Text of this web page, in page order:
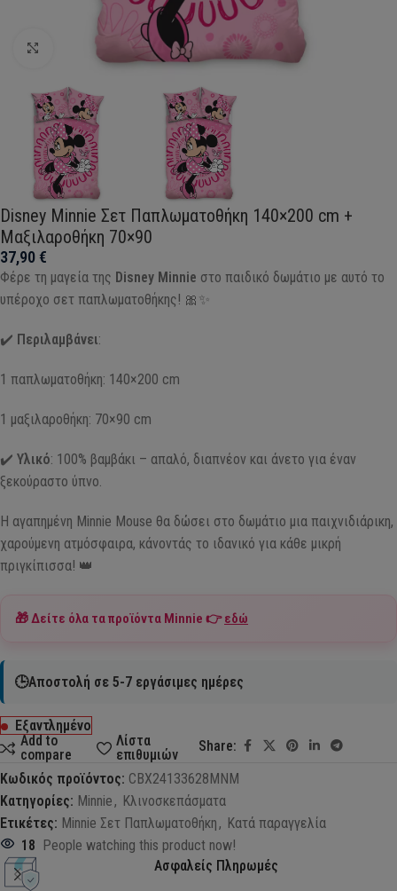
Click to enlarge
Disney Minnie Σετ Παπλωματοθήκη 140×200 cm +
Μαξιλαροθήκη 70×90
37,90€
Φέρε τη μαγεία της Disney Minnie στο παιδικό δωμάτιο με αυτό το
υπέροχο σετ παπλωματοθήκης! 🎀✨
✔️ Περιλαμβάνει:
1 παπλωματοθήκη: 140×200 cm
1 μαξιλαροθήκη: 70×90 cm
✔️ Υλικό: 100% βαμβάκι – απαλό, διαπνέον και άνετο για έναν
ξεκούραστο ύπνο.
Η αγαπημένη Minnie Mouse θα δώσει στο δωμάτιο μια παιχνιδιάρικη,
χαρούμενη ατμόσφαιρα, κάνοντάς το ιδανικό για κάθε μικρή
πριγκίπισσα! 👑
🎁 Δείτε όλα τα προϊόντα Minnie 👉εδώ
🕒Αποστολή σε 5-7 εργάσιμες ημέρες
Εξαντλημένο
Add to
compare
Λίστα
επιθυμιών
Share:
Κωδικός προϊόντος: CBX24133628MNM
Κατηγορίες: Minnie , Κλινοσκεπάσματα
Ετικέτες: Minnie Σετ Παπλωματοθήκη , Κατά παραγγελία
18
People watching this product now!
Ασφαλείς Πληρωμές